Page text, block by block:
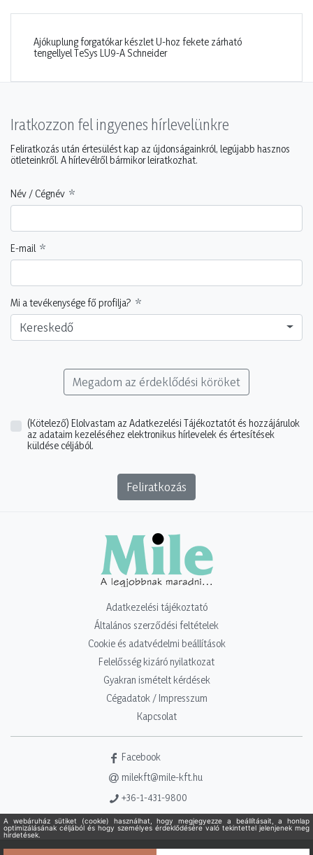
Ajókuplung forgatókar készlet U-hoz fekete zárható
tengellyel TeSys LU9-A Schneider
Iratkozzon fel ingyenes hírlevelünkre
Feliratkozás után értesülést kap az újdonságainkról, legújabb hasznos
ötleteinkről. A hírlevélről bármikor leiratkozhat.
Név / Cégnév
E-mail
Mi a tevékenysége fő profilja?
Kereskedő
Megadom az érdeklődési köröket
(Kötelező) Elolvastam az Adatkezelési Tájékoztatót és hozzájárulok
az adataim kezeléséhez elektronikus hírlevelek és értesítések
küldése céljából.
Feliratkozás
Adatkezelési tájékoztató
Általános szerződési feltételek
Cookie és adatvédelmi beállítások
Felelősség kizáró nyilatkozat
Gyakran ismételt kérdések
Cégadatok / Impresszum
Kapcsolat
Facebook
milekft@mile-kft.hu
+36-1-431-9800